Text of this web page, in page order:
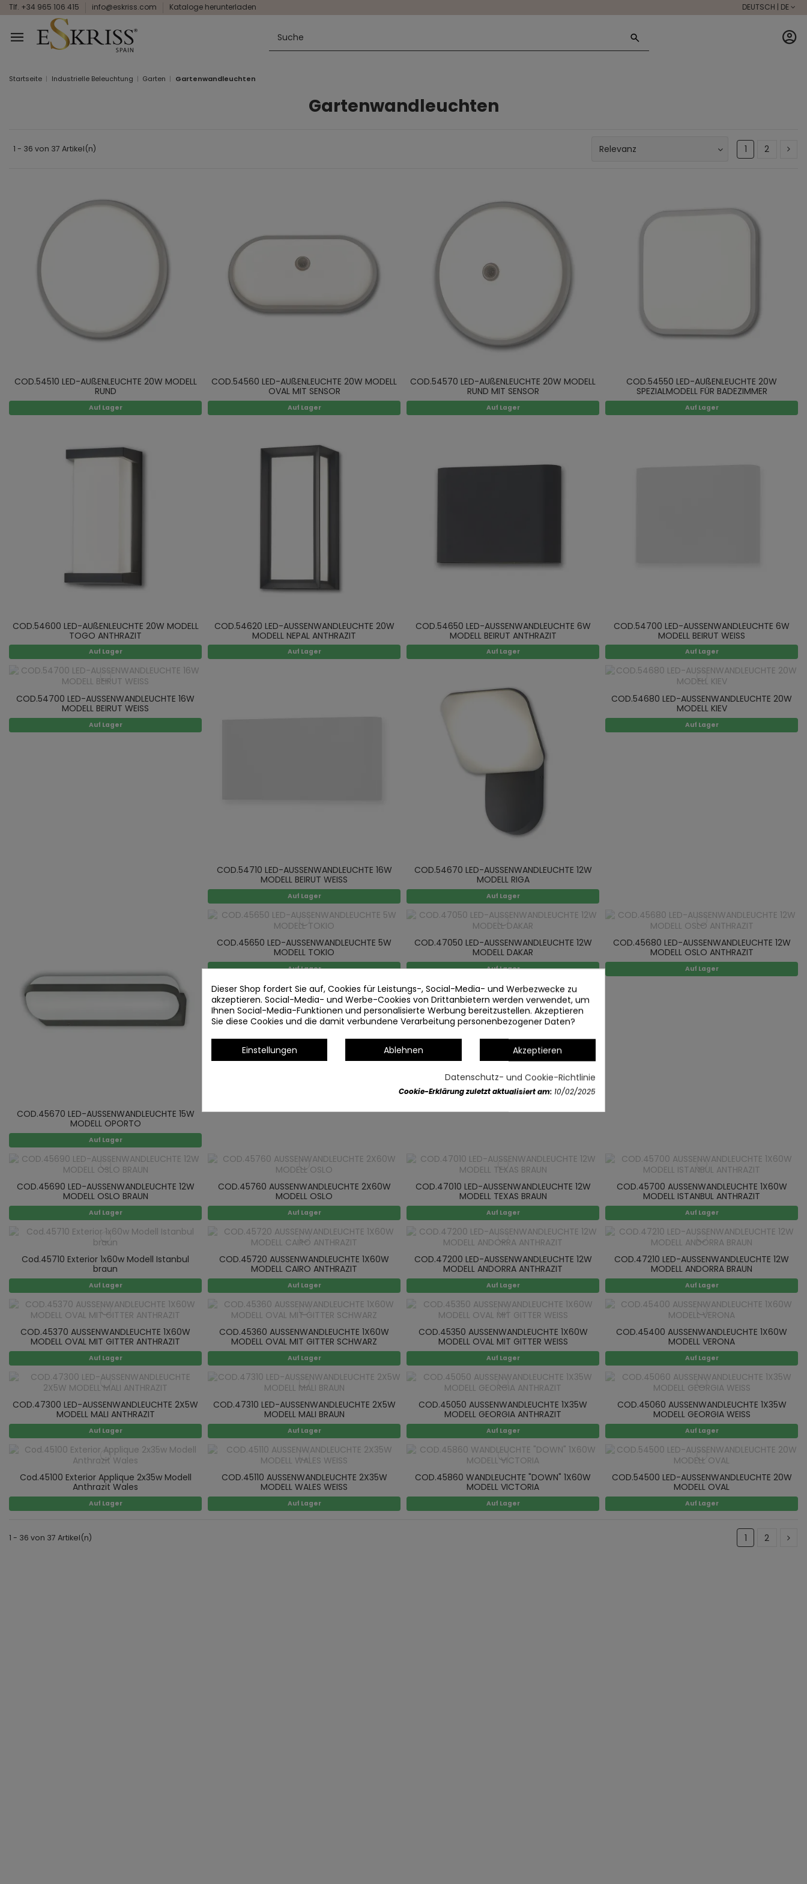
Tlf. +34 965 106 415 info@eskriss.com Kataloge herunterladen DEUTSCH | DE
Startseite Industrielle Beleuchtung Garten Gartenwandleuchten
Gartenwandleuchten
1 - 36 von 37 Artikel(n) 1 2
COD.54510 LED-AUßENLEUCHTE 20W MODELL
RUND
Auf Lager
COD.54560 LED-AUßENLEUCHTE 20W MODELL
OVAL MIT SENSOR
Auf Lager
COD.54570 LED-AUßENLEUCHTE 20W MODELL
RUND MIT SENSOR
Auf Lager
COD.54550 LED-AUßENLEUCHTE 20W
SPEZIALMODELL FÜR BADEZIMMER
Auf Lager
COD.54600 LED-AUßENLEUCHTE 20W MODELL
TOGO ANTHRAZIT
Auf Lager
COD.54620 LED-AUSSENWANDLEUCHTE 20W
MODELL NEPAL ANTHRAZIT
Auf Lager
COD.54650 LED-AUSSENWANDLEUCHTE 6W
MODELL BEIRUT ANTHRAZIT
Auf Lager
COD.54700 LED-AUSSENWANDLEUCHTE 6W
MODELL BEIRUT WEISS
Auf Lager
COD.54700 LED-AUSSENWANDLEUCHTE 16W
MODELL BEIRUT WEISS
Auf Lager
COD.54710 LED-AUSSENWANDLEUCHTE 16W
MODELL BEIRUT WEISS
Auf Lager
COD.54670 LED-AUSSENWANDLEUCHTE 12W
MODELL RIGA
Auf Lager
COD.54680 LED-AUSSENWANDLEUCHTE 20W
MODELL KIEV
Auf Lager
COD.45670 LED-AUSSENWANDLEUCHTE 15W
MODELL OPORTO
Auf Lager
COD.45650 LED-AUSSENWANDLEUCHTE 5W
MODELL TOKIO
Auf Lager
COD.47050 LED-AUSSENWANDLEUCHTE 12W
MODELL DAKAR
Auf Lager
COD.45680 LED-AUSSENWANDLEUCHTE 12W
MODELL OSLO ANTHRAZIT
Auf Lager
COD.45690 LED-AUSSENWANDLEUCHTE 12W
MODELL OSLO BRAUN
Auf Lager
COD.45760 AUSSENWANDLEUCHTE 2X60W
MODELL OSLO
Auf Lager
COD.47010 LED-AUSSENWANDLEUCHTE 12W
MODELL TEXAS BRAUN
Auf Lager
COD.45700 AUSSENWANDLEUCHTE 1X60W
MODELL ISTANBUL ANTHRAZIT
Auf Lager
Cod.45710 Exterior 1x60w Modell Istanbul
braun
Auf Lager
COD.45720 AUSSENWANDLEUCHTE 1X60W
MODELL CAIRO ANTHRAZIT
Auf Lager
COD.47200 LED-AUSSENWANDLEUCHTE 12W
MODELL ANDORRA ANTHRAZIT
Auf Lager
COD.47210 LED-AUSSENWANDLEUCHTE 12W
MODELL ANDORRA BRAUN
Auf Lager
COD.45370 AUSSENWANDLEUCHTE 1X60W
MODELL OVAL MIT GITTER ANTHRAZIT
Auf Lager
COD.45360 AUSSENWANDLEUCHTE 1X60W
MODELL OVAL MIT GITTER SCHWARZ
Auf Lager
COD.45350 AUSSENWANDLEUCHTE 1X60W
MODELL OVAL MIT GITTER WEISS
Auf Lager
COD.45400 AUSSENWANDLEUCHTE 1X60W
MODELL VERONA
Auf Lager
COD.47300 LED-AUSSENWANDLEUCHTE 2X5W
MODELL MALI ANTHRAZIT
Auf Lager
COD.47310 LED-AUSSENWANDLEUCHTE 2X5W
MODELL MALI BRAUN
Auf Lager
COD.45050 AUSSENWANDLEUCHTE 1X35W
MODELL GEORGIA ANTHRAZIT
Auf Lager
COD.45060 AUSSENWANDLEUCHTE 1X35W
MODELL GEORGIA WEISS
Auf Lager
Cod.45100 Exterior Applique 2x35w Modell
Anthrazit Wales
Auf Lager
COD.45110 AUSSENWANDLEUCHTE 2X35W
MODELL WALES WEISS
Auf Lager
COD.45860 WANDLEUCHTE "DOWN" 1X60W
MODELL VICTORIA
Auf Lager
COD.54500 LED-AUSSENWANDLEUCHTE 20W
MODELL OVAL
Auf Lager
1 - 36 von 37 Artikel(n) 1 2
Dieser Shop fordert Sie auf, Cookies für Leistungs-, Social-Media- und Werbezwecke zu
akzeptieren. Social-Media- und Werbe-Cookies von Drittanbietern werden verwendet, um
Ihnen Social-Media-Funktionen und personalisierte Werbung bereitzustellen. Akzeptieren
Sie diese Cookies und die damit verbundene Verarbeitung personenbezogener Daten?
Einstellungen Ablehnen Akzeptieren
Datenschutz- und Cookie-Richtlinie
Cookie-Erklärung zuletzt aktualisiert am: 10/02/2025